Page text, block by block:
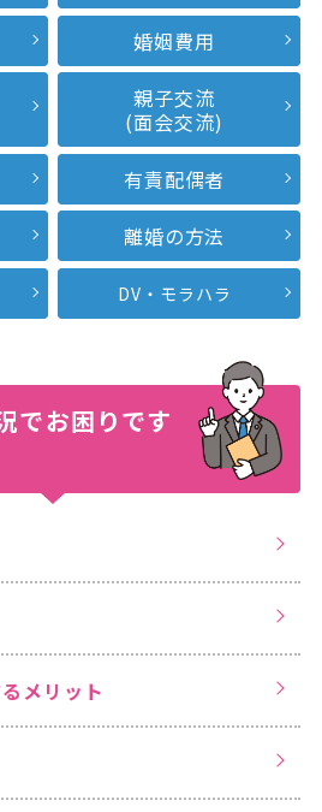
婚姻費用
親子交流
(面会交流)
有責配偶者
離婚の方法
DV・モラハラ
でお困りです
メリット